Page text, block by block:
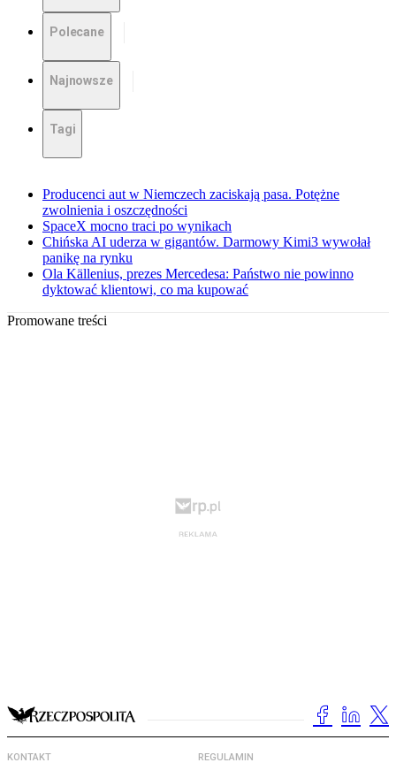
Polecane
Najnowsze
Tagi
Producenci aut w Niemczech zaciskają pasa. Potężne
zwolnienia i oszczędności
SpaceX mocno traci po wynikach
Chińska AI uderza w gigantów. Darmowy Kimi3 wywołał
panikę na rynku
Ola Källenius, prezes Mercedesa: Państwo nie powinno
dyktować klientowi, co ma kupować
Promowane treści
KONTAKT REGULAMIN